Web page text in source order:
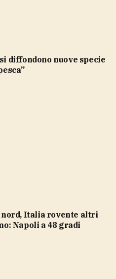
Napoli a 48 gradi